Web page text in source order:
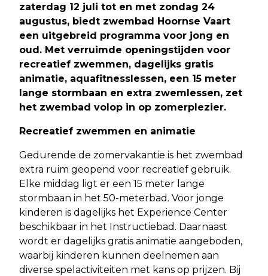
zaterdag 12 juli tot en met zondag 24
augustus, biedt zwembad Hoornse Vaart
een uitgebreid programma voor jong en
oud. Met verruimde openingstijden voor
recreatief zwemmen, dagelijks gratis
animatie, aquafitnesslessen, een 15 meter
lange stormbaan en extra zwemlessen, zet
het zwembad volop in op zomerplezier.
Recreatief zwemmen en animatie
Gedurende de zomervakantie is het zwembad
extra ruim geopend voor recreatief gebruik.
Elke middag ligt er een 15 meter lange
stormbaan in het 50-meterbad. Voor jonge
kinderen is dagelijks het Experience Center
beschikbaar in het Instructiebad. Daarnaast
wordt er dagelijks gratis animatie aangeboden,
waarbij kinderen kunnen deelnemen aan
diverse spelactiviteiten met kans op prijzen. Bij